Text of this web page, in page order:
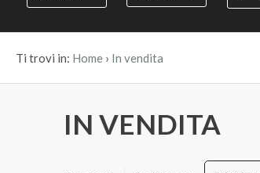
Ti trovi in: Home › In vendita
IN VENDITA
IMMOBILI
PROPONI
Affitto